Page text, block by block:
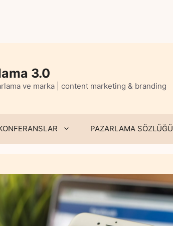
3.0
ve marka | content marketing & branding
PAZARLAMA SÖZLÜĞÜ